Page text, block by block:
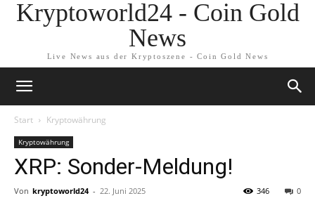
Kryptoworld24 - Coin Gold
News
Live News aus der Kryptoszene - Coin Gold News
Start Kryptowährung
Kryptowährung
XRP: Sonder-Meldung!
Von kryptoworld24 - 22. Juni 2025 0
346